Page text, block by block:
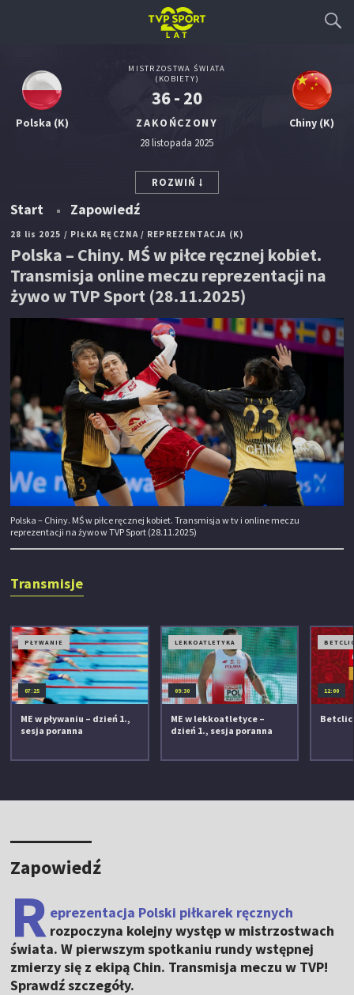
Polska (K)
MISTRZOSTWA ŚWIATA
(KOBIETY)
36 - 20
ZAKOŃCZONY
28 listopada 2025
Chiny (K)
ROZWIŃ
Start Zapowiedź
28 lis 2025 / PIŁKA RĘCZNA/ REPREZENTACJA (K)
Polska – Chiny. MŚ w piłce ręcznej kobiet.
Transmisja online meczu reprezentacji na
żywo w TVP Sport (28.11.2025)
Polska – Chiny. MŚ w piłce ręcznej kobiet. Transmisja w tv i online meczu
reprezentacji na żywo w TVP Sport (28.11.2025)
Transmisje
PŁYWANIE
07:25
ME w pływaniu – dzień 1.,
sesja poranna
LEKKOATLETYKA
09:30
ME w lekkoatletyce –
dzień 1., sesja poranna
12:00
Betclic
Zapowiedź
R eprezentacja Polski piłkarek ręcznych
rozpoczyna kolejny występ w mistrzostwach
świata. W pierwszym spotkaniu rundy wstępnej
zmierzy się z ekipą Chin. Transmisja meczu w TVP!
Sprawdź szczegóły.